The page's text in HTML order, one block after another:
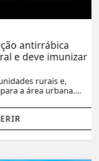
antirrábica
e deve imunizar
rurais e,
a área urbana....